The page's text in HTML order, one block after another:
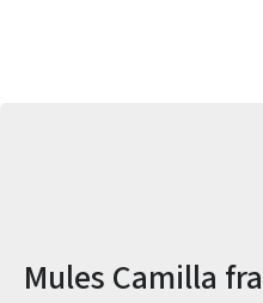
Informations sur
Mules Camilla